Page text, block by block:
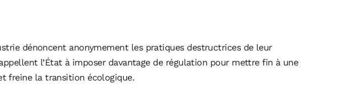
dénoncent anonymement les pratiques destructrices de leur
l’État à imposer davantage de régulation pour mettre fin à une
freine la transition écologique.